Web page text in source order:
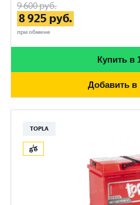
9 600руб.
8 925 руб.
при обмене
Купить в
Добавить в
TOPLA